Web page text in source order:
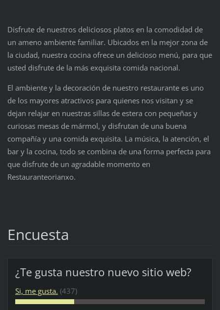
Disfrute de nuestros deliciosos platos en la comodidad de
un ameno ambiente familiar. Ubicados en la mejor zona de
la ciudad, nuestra cocina ofrece un delicioso menú, para que
usted disfrute de la más exquisita comida nacional.
El ambiente y la decoración de nuestro restaurante es uno
de los mayores atractivos para quienes nos visitan y se
dejan relajar en nuestras sillas de estera con pequeñas y
curiosas mesas de mármol, y disfrutan de una buena
compañía y una comida exquisita. La música, la atención, el
bar y la cocina, todo se combina de una forma perfecta para
que disfrute de un agradable momento en
Restauranteorianxo.
Encuesta
¿Te gusta nuestro nuevo sitio web?
Si, me gusta. (437)